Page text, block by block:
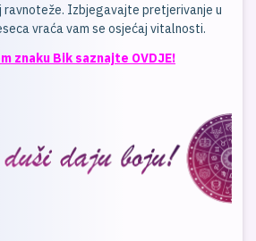
ravnoteže. Izbjegavajte pretjerivanje u
vraća vam se osjećaj vitalnosti.
znaku Bik saznajte OVDJE!